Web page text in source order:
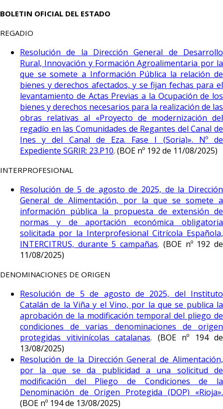
BOLETIN OFICIAL DEL ESTADO
REGADIO
Resolución de la Dirección General de Desarrollo
Rural, Innovación y Formación Agroalimentaria por la
que se somete a Información Pública la relación de
bienes y derechos afectados, y se fijan fechas para el
levantamiento de Actas Previas a la Ocupación de los
bienes y derechos necesarios para la realización de las
obras relativas al «Proyecto de modernización del
regadío en las Comunidades de Regantes del Canal de
Ines y del Canal de Eza. Fase I (Soria)». Nº de
Expediente SGRIR: 23.P10. (BOE nº 192 de 11/08/2025)
INTERPROFESIONAL
Resolución de 5 de agosto de 2025, de la Dirección
General de Alimentación, por la que se somete a
información pública la propuesta de extensión de
normas y de aportación económica obligatoria
solicitada por la Interprofesional Citrícola Española,
INTERCITRUS, durante 5 campañas. (BOE nº 192 de
11/08/2025)
DENOMINACIONES DE ORIGEN
Resolución de 5 de agosto de 2025, del Instituto
Catalán de la Viña y el Vino, por la que se publica la
aprobación de la modificación temporal del pliego de
condiciones de varias denominaciones de origen
protegidas vitivinícolas catalanas. (BOE nº 194 de
13/08/2025)
Resolución de la Dirección General de Alimentación,
por la que se da publicidad a una solicitud de
modificación del Pliego de Condiciones de la
Denominación de Origen Protegida (DOP) «Rioja».
(BOE nº 194 de 13/08/2025)